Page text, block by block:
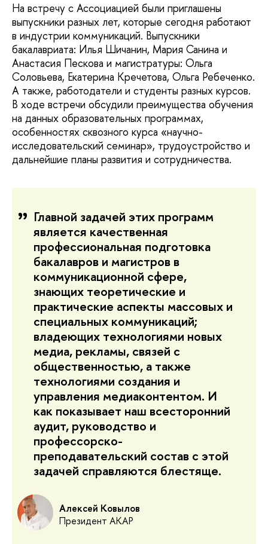
На встречу с Ассоциацией были приглашены
выпускники разных лет, которые сегодня работают
в индустрии коммуникаций. Выпускники
бакалавриата: Илья Шичанин, Мария Санина и
Анастасия Пескова и магистратуры: Ольга
Соловьева, Екатерина Кречетова, Ольга Ребеченко.
А также, работодатели и студенты разных курсов.
В ходе встречи обсудили преимущества обучения
на данных образовательных программах,
особенностях сквозного курса «научно-
исследовательский семинар», трудоустройство и
дальнейшие планы развития и сотрудничества.
Главной задачей этих программ
является качественная
профессиональная подготовка
бакалавров и магистров в
коммуникационной сфере,
знающих теоретические и
практические аспекты массовых и
специальных коммуникаций;
владеющих технологиями новых
медиа, рекламы, связей с
общественностью, а также
технологиями создания и
управления медиаконтентом. И
как показывает наш всесторонний
аудит, руководство и
профессорско-
преподавательский состав с этой
задачей справляются блестяще.
Алексей Ковылов
Президент АКАР